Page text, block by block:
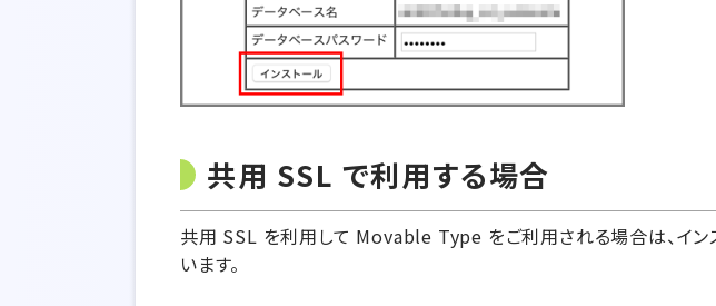
共用 SSL で利用する場合
共用 SSL を利用して Movable Type をご利用される場合は、イ
います。